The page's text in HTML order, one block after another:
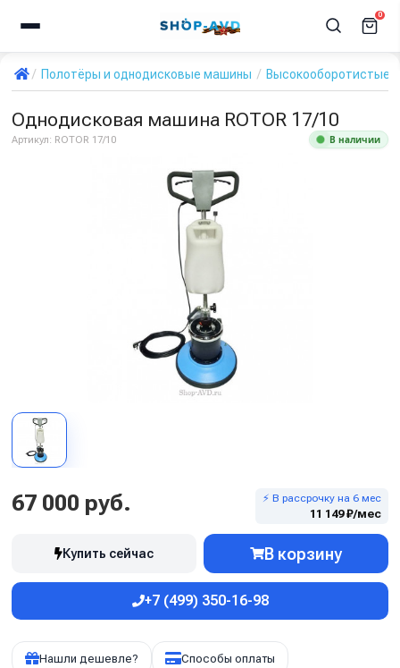
0
Полотёры и однодисковые машины Высокооборотистые
Однодисковая машина ROTOR 17/10
Артикул: ROTOR 17/10 В наличии
67 000 руб. ⚡ В рассрочку на 6 мес
11 149 ₽/мес
Купить сейчас В корзину
+7 (499) 350-16-98
Нашли дешевле? Способы оплаты